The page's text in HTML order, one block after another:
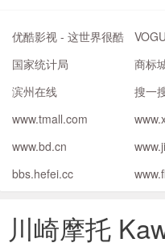
优酷影视 - 这世界很酷
国家统计局
滨州在线
搜一
www.tmall.com
www.bd.cn
bbs.hefei.cc
川崎摩托